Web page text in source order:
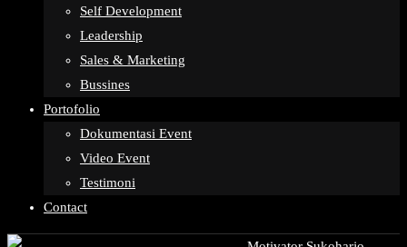
Self Development
Leadership
Sales & Marketing
Bussines
Portofolio
Dokumentasi Event
Video Event
Testimoni
Contact